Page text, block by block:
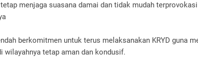
menjaga suasana damai dan tidak mudah
berkomitmen untuk terus melaksanakan KRYD guna
wilayahnya tetap aman dan kondusif.